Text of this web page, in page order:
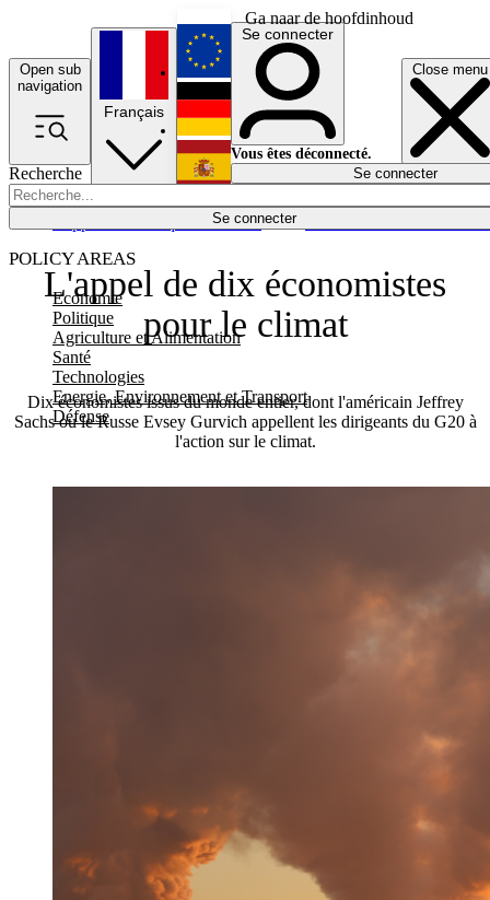
Ga naar de hoofdinhoud
Open sub
navigation
Close menu
Recherche
Se connecter
POLICY AREAS
Economie
Politique
Agriculture et Alimentation
Santé
Technologies
Energie, Environnement et Transport
Défense
Économie
Français
English
Deutsch
Español
Se connecter
Vous êtes déconnecté.
Se connecter
L'appel de dix économistes
pour le climat
Dix économistes issus du monde entier, dont l'américain Jeffrey
Sachs ou le Russe Evsey Gurvich appellent les dirigeants du G20 à
l'action sur le climat.